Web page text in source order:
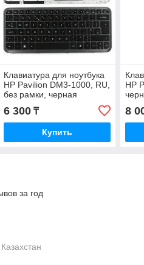
Клавиатура для ноутбука
HP Pavilion DM3-1000, RU,
без рамки, черная
6 300₸
Купить
HP
8
за год